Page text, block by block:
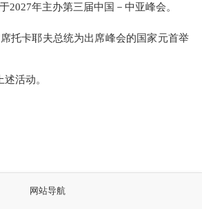
年主办第三届中国－中亚峰会。
卡耶夫总统为出席峰会的国家元首举
述活动。
网站导航